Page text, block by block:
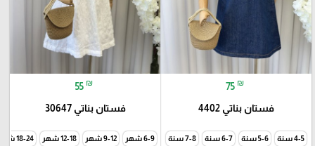
75 ₪
فستان بناتي 4402
4-5 سنة 5-6 سنة 6-7 سنة 7-8 سنة
55 ₪
فستان بناتي 30647
6-9 شهر 9-12 شهر 12-18 شهر 18-24 شهر